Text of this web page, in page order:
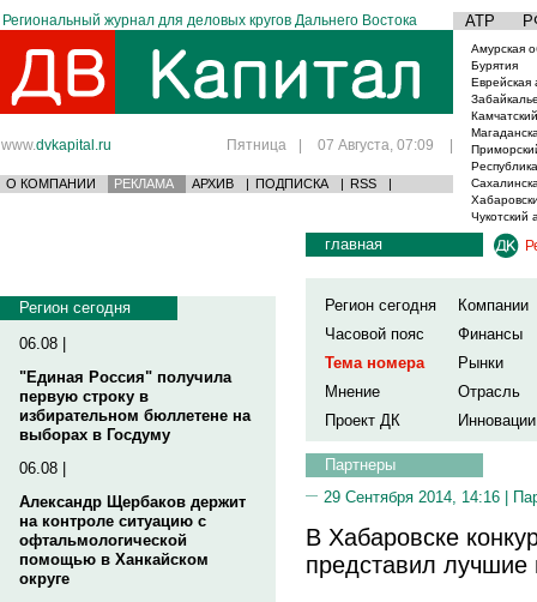
Региональный журнал для деловых кругов Дальнего Востока АТР
www.dvkapital.ru Пятница | 07 Августа, 07:09 |
О КОМПАНИИ РЕКЛАМА АРХИВ | ПОДПИСКА | RSS |
Амурская
Бурятия
Еврейская
Чукотский
Регион сегодня
06.08 |
"Единая Россия" получила
первую строку в
избирательном бюллетене на
выборах в Госдуму
06.08 |
Александр Щербаков держит
на контроле ситуацию с
офтальмологической
помощью в Ханкайском
округе
главная
Регион сегодня
Компании
Часовой пояс
Финансы
Тема номера
Рынки
Мнение
Отрасль
Проект ДК
Инновации
Партнеры
29 Сентября 2014, 14:16 |
В Хабаровске
представил лучшие